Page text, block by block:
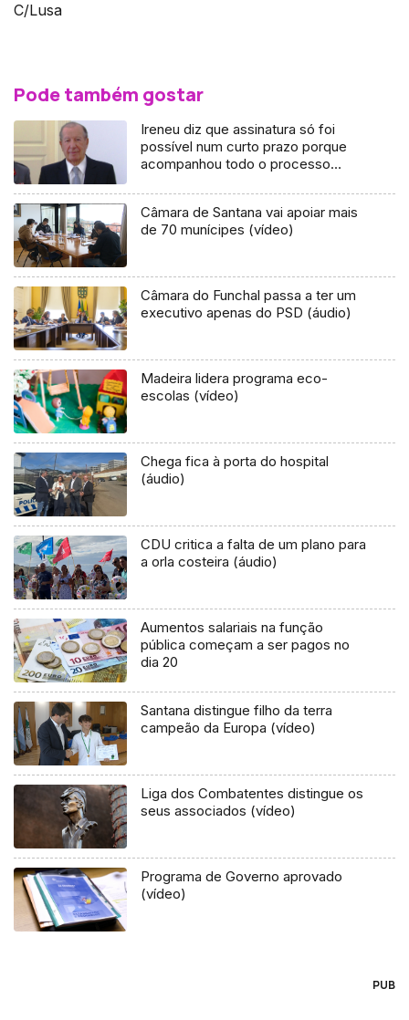
C/Lusa
Pode também gostar
Ireneu diz que assinatura só foi
possível num curto prazo porque
acompanhou todo o processo
Câmara de Santana vai apoiar mais
de 70 munícipes (vídeo)
Câmara do Funchal passa a ter um
executivo apenas do PSD (áudio)
Madeira lidera programa eco-
escolas (vídeo)
Chega fica à porta do hospital
(áudio)
CDU critica a falta de um plano para
a orla costeira (áudio)
Aumentos salariais na função
pública começam a ser pagos no
dia 20
Santana distingue filho da terra
campeão da Europa (vídeo)
Liga dos Combatentes distingue os
seus associados (vídeo)
Programa de Governo aprovado
(vídeo)
PUB